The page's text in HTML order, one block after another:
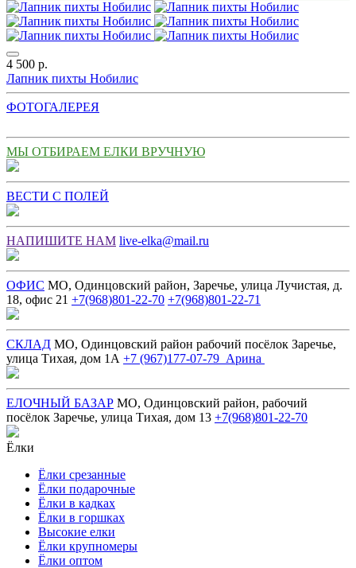
4 500 р.
Лапник пихты Нобилис
ФОТОГАЛЕРЕЯ
МЫ ОТБИРАЕМ ЕЛКИ ВРУЧНУЮ
ВЕСТИ С ПОЛЕЙ
НАПИШИТЕ НАМ live-elka@mail.ru
ОФИС МО, Одинцовский район, Заречье, улица Лучистая, д.
18, офис 21 +7(968)801-22-70 +7(968)801-22-71
СКЛАД МО, Одинцовский район рабочий посёлок Заречье,
улица Тихая, дом 1А +7 (967)177-07-79 Арина
ЕЛОЧНЫЙ БАЗАР МО, Одинцовский район, рабочий
посёлок Заречье, улица Тихая, дом 13 +7(968)801-22-70
Ёлки
Ёлки срезанные
Ёлки подарочные
Ёлки в кадках
Ёлки в горшках
Высокие елки
Ёлки крупномеры
Ёлки оптом